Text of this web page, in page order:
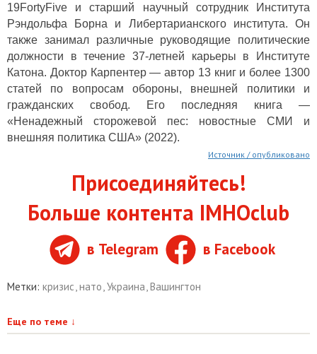
19FortyFive и старший научный сотрудник Института
Рэндольфа Борна и Либертарианского института. Он
также занимал различные руководящие политические
должности в течение 37-летней карьеры в Институте
Катона. Доктор Карпентер — автор 13 книг и более 1300
статей по вопросам обороны, внешней политики и
гражданских свобод. Его последняя книга —
«Ненадежный сторожевой пес: новостные СМИ и
внешняя политика США» (2022).
Источник / опубликовано
Присоединяйтесь!
Больше контента IMHOclub
в Telegram в Facebook
Метки: кризис нато Украина Вашингтон
Еще по теме ↓